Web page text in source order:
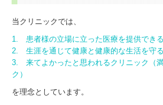
当クリニックでは、
1. 患者様の立場に立った医療を提供でき
2. 生涯を通じて健康と健康的な生活を守
3. 来てよかったと思われるクリニック（
ク）
を理念としています。